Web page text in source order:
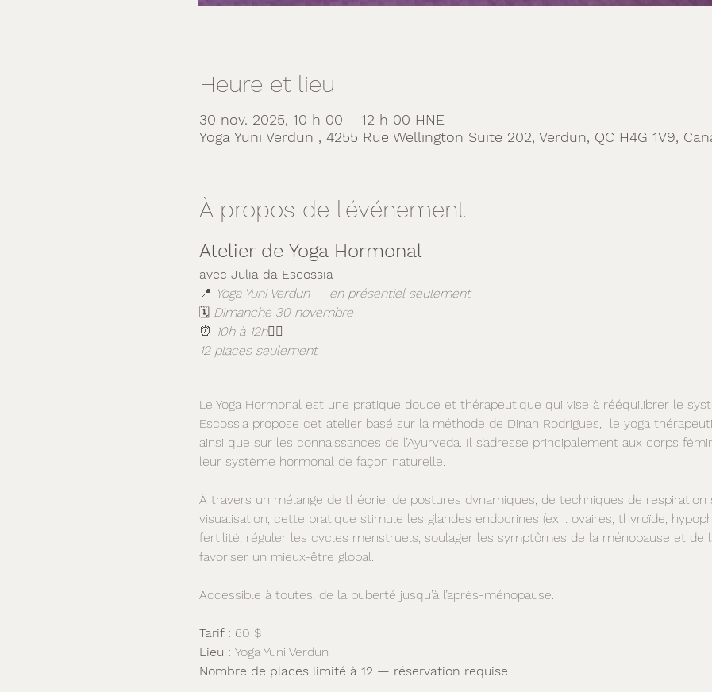
Heure et lieu
30 nov. 2025, 10 h 00 – 12 h 00 HNE
Yoga Yuni Verdun , 4255 Rue Wellington Suite 202, Verdun, QC H4G 1V9,
À propos de l'événement
Atelier de Yoga Hormonal
avec Julia da Escossia
📍 Yoga Yuni Verdun — en présentiel seulement
🗓️ Dimanche 30 novembre
⏰ 10h à 12h🧘‍♀️
12 places seulement
Le Yoga Hormonal est une pratique douce et thérapeutique qui vise à rééquilibrer le
Escossia propose cet atelier basé sur la méthode de Dinah Rodrigues,  le yoga
ainsi que sur les connaissances de l’Ayurveda. Il s’adresse principalement aux corps
leur système hormonal de façon naturelle.
À travers un mélange de théorie, de postures dynamiques, de techniques de
visualisation, cette pratique stimule les glandes endocrines (ex. : ovaires, thyroïde,
fertilité, réguler les cycles menstruels, soulager les symptômes de la ménopause et de
favoriser un mieux-être global.
Accessible à toutes, de la puberté jusqu’à l’après-ménopause.
Tarif : 60 $
Lieu : Yoga Yuni Verdun
Nombre de places limité à 12 — réservation requise